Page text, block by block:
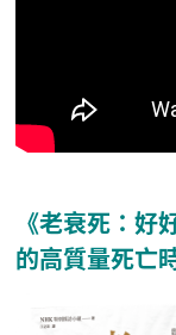
《老衰死：好
的高質量死亡